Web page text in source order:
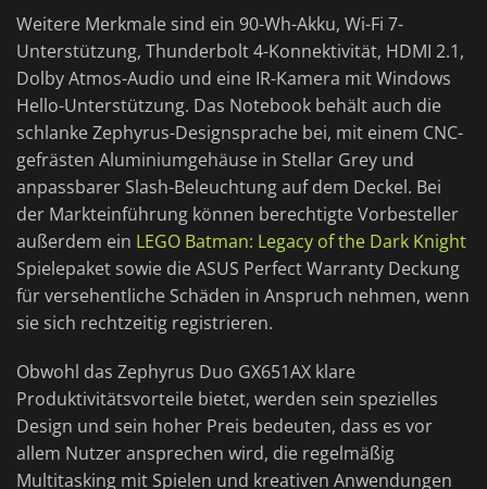
Weitere Merkmale sind ein 90-Wh-Akku, Wi-Fi 7-
Unterstützung, Thunderbolt 4-Konnektivität, HDMI 2.1,
Dolby Atmos-Audio und eine IR-Kamera mit Windows
Hello-Unterstützung. Das Notebook behält auch die
schlanke Zephyrus-Designsprache bei, mit einem CNC-
gefrästen Aluminiumgehäuse in Stellar Grey und
anpassbarer Slash-Beleuchtung auf dem Deckel. Bei
der Markteinführung können berechtigte Vorbesteller
außerdem ein LEGO Batman: Legacy of the Dark Knight
Spielepaket sowie die ASUS Perfect Warranty Deckung
für versehentliche Schäden in Anspruch nehmen, wenn
sie sich rechtzeitig registrieren.
Obwohl das Zephyrus Duo GX651AX klare
Produktivitätsvorteile bietet, werden sein spezielles
Design und sein hoher Preis bedeuten, dass es vor
allem Nutzer ansprechen wird, die regelmäßig
Multitasking mit Spielen und kreativen Anwendungen